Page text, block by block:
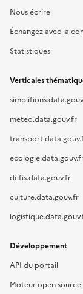
Nous écrire
Échangez avec la
Statistiques
Verticales
meteo.data.gouv.fr
defis.data.gouv.fr
culture.data.gouv.fr
Développement
API du portail
Moteur open source